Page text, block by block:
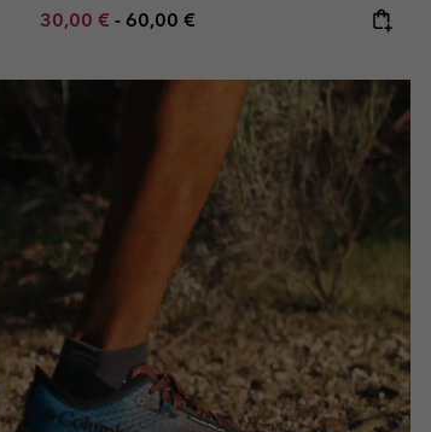
Minimum sale price:
30,00 € - Maximum price:
60,00 €